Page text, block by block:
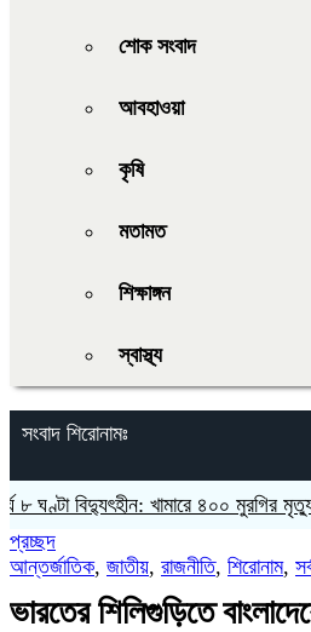
শোক সংবাদ
আবহাওয়া
কৃষি
মতামত
শিক্ষাঙ্গন
স্বাস্থ্য
সংবাদ শিরোনামঃ
বিদ্যুৎহীন: খামারে ৪০০ মুরগির মৃত্যু
প্রচ্ছদ
আন্তর্জাতিক, জাতীয়, রাজনীতি, শিরোনাম,
ভারতের শিলিগুড়িতে